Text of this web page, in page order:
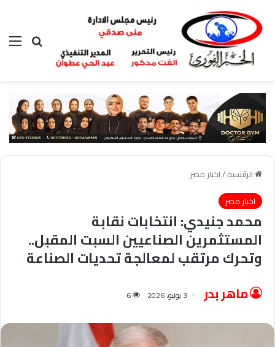
بحث عن
الرئيسية/اخبار مصر
اخبار مصر
محمد جنيدي: انتخابات نقابة
المستثمرين الصناعيين السبت المقبل..
وتحرك مرتقب لمعالجة تحديات الصناعة
ماهر بدر 3 يونيو، 2026 6